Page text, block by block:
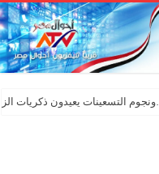
التسعينات يعيدون ذكريات